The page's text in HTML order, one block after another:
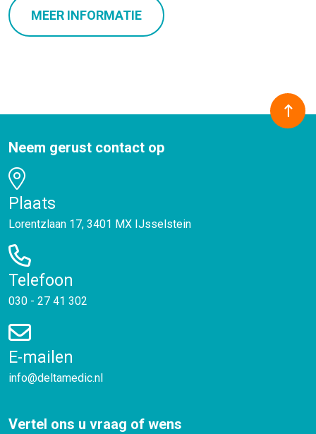
MEER INFORMATIE
Neem gerust contact op
Plaats
Lorentzlaan 17, 3401 MX IJsselstein
Telefoon
030 - 27 41 302
E-mailen
info@deltamedic.nl
Vertel ons u vraag of wens